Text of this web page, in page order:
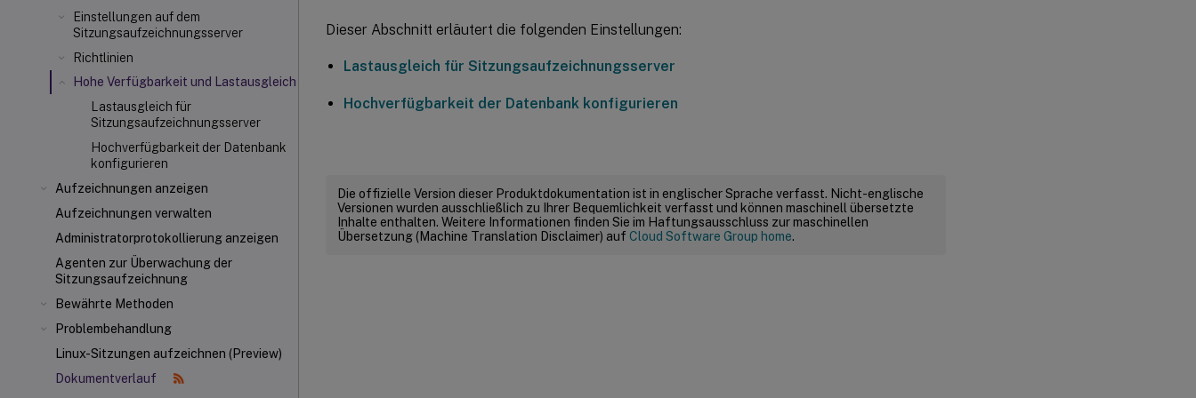
Einstellungen auf dem
Sitzungsaufzeichnungsserver
Richtlinien
Hohe Verfügbarkeit und Lastausgleich
Lastausgleich für
Sitzungsaufzeichnungsserver
Hochverfügbarkeit der Datenbank
konfigurieren
Aufzeichnungen anzeigen
Aufzeichnungen verwalten
Administratorprotokollierung anzeigen
Agenten zur Überwachung der
Sitzungsaufzeichnung
Bewährte Methoden
Problembehandlung
Linux-Sitzungen aufzeichnen (Preview)
Dokumentverlauf
Dieser Abschnitt erläutert die folgenden Einstellungen:
Lastausgleich für Sitzungsaufzeichnungsserver
Hochverfügbarkeit der Datenbank konfigurieren
Die offizielle Version dieser Produktdokumentation ist in englischer Sprache verfasst. Nicht-englische
Versionen wurden ausschließlich zu Ihrer Bequemlichkeit verfasst und können maschinell übersetzte
Inhalte enthalten. Weitere Informationen finden Sie im Haftungsausschluss zur maschinellen
Übersetzung (Machine Translation Disclaimer) auf Cloud Software Group home.